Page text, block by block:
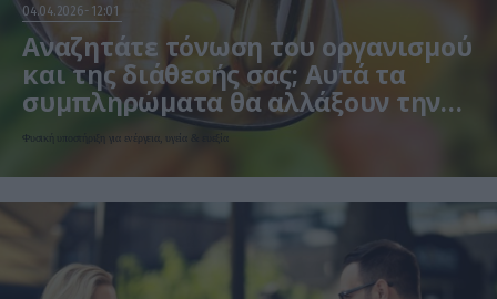
04.04.2026 12:01
Αναζητάτε τόνωση του οργανισμού
και της διάθεσής σας; Αυτά τα
συμπληρώματα θα αλλάξουν την
καθημερινότητά σας!
Φυσική υποστήριξη για ενέργεια, υγεία & ευεξία